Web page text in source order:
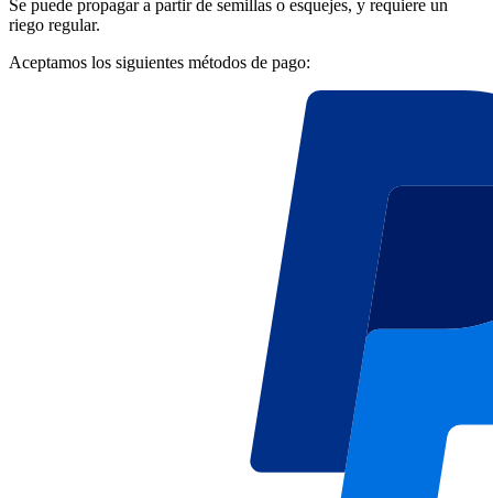
Se puede propagar a partir de semillas o esquejes, y requiere un
riego regular.
Aceptamos los siguientes métodos de pago: